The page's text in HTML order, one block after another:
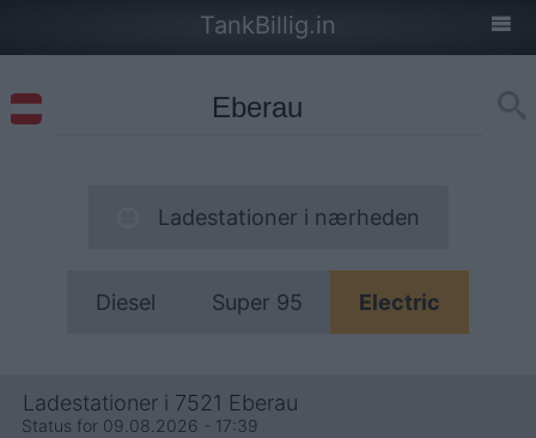
TankBillig.in
Ladestationer i nærheden
Diesel Super 95 Electric
Ladestationer i 7521 Eberau
Status for 09.08.2026 - 17:39